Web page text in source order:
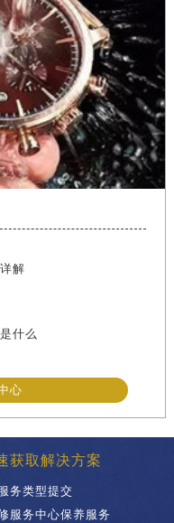
解
什么
心
获取解决方案
务类型提交
服务中心保养服务